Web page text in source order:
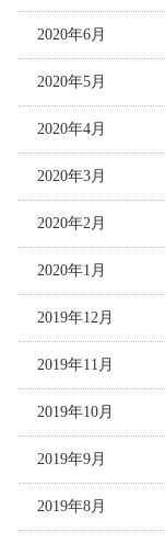
2020年6月
2020年5月
2020年4月
2020年3月
2020年2月
2020年1月
2019年12月
2019年11月
2019年10月
2019年9月
2019年8月